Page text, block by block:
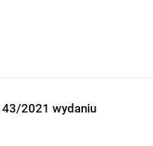
43/2021 wydaniu